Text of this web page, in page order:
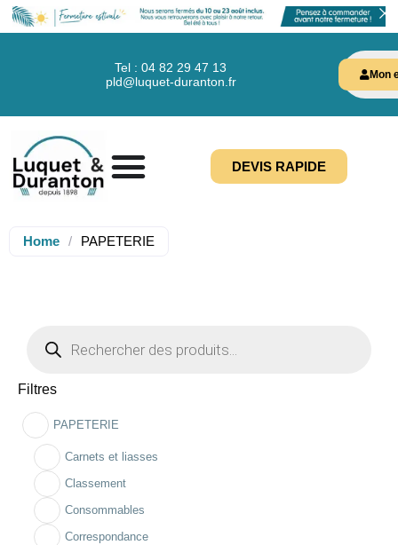
Tel : 04 82 29 47 13
pld@luquet-duranton.fr
Mon
DEVIS RAPIDE
Home / PAPETERIE
Filtres
PAPETERIE
Carnets et liasses
Classement
Consommables
Correspondance